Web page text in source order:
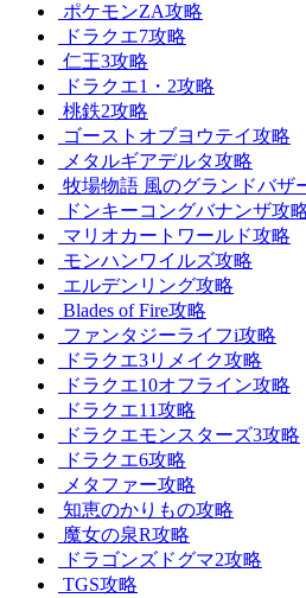
ポケモンZA攻略
ドラクエ7攻略
仁王3攻略
ドラクエ1・2攻略
桃鉄2攻略
ゴーストオブヨウテイ攻略
メタルギアデルタ攻略
牧場物語 風のグランドバザ
ドンキーコングバナンザ攻
マリオカートワールド攻略
モンハンワイルズ攻略
エルデンリング攻略
Blades of Fire攻略
ファンタジーライフi攻略
ドラクエ3リメイク攻略
ドラクエ10オフライン攻略
ドラクエ11攻略
ドラクエモンスターズ3攻略
ドラクエ6攻略
メタファー攻略
知恵のかりもの攻略
魔女の泉R攻略
ドラゴンズドグマ2攻略
TGS攻略